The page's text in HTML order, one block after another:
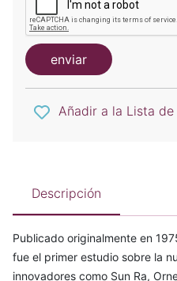
enviar
Añadir a la Lista de
Descripción
Publicado originalmente en
fue el primer estudio sobre la
innovadores como Sun Ra,